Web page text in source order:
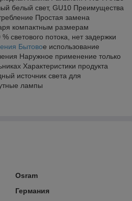
белый свет, GU10 Преимущества
Простая замена
компактным размерам
светового потока, нет задержки
Бытовое использование
Наружное применение только
Характеристики продукта
источник света для
лампы
Osram
Германия